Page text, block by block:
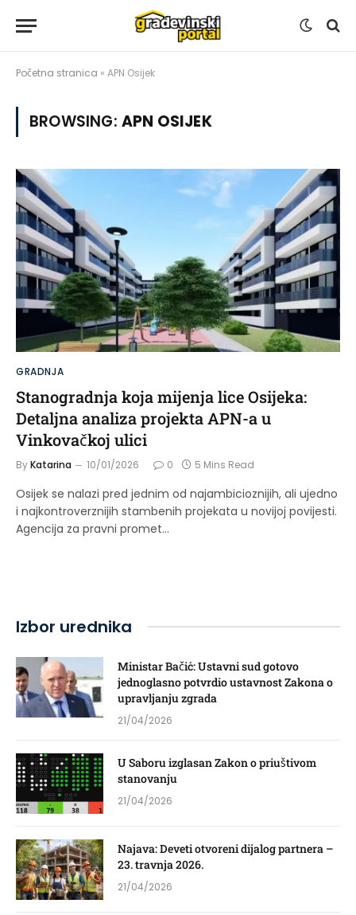
Početna stranica » APN Osijek
BROWSING: APN OSIJEK
GRADNJA
Stanogradnja koja mijenja lice Osijeka:
Detaljna analiza projekta APN-a u
Vinkovačkoj ulici
ByKatarina 10/01/2026 0 5 Mins Read
Osijek se nalazi pred jednim od najambicioznijih, ali ujedno
i najkontroverznijih stambenih projekata u novijoj povijesti.
Agencija za pravni promet…
Izbor urednika
Ministar Bačić: Ustavni sud gotovo
jednoglasno potvrdio ustavnost Zakona o
upravljanju zgrada
21/04/2026
U Saboru izglasan Zakon o priuštivom
stanovanju
21/04/2026
Najava: Deveti otvoreni dijalog partnera –
23. travnja 2026.
21/04/2026